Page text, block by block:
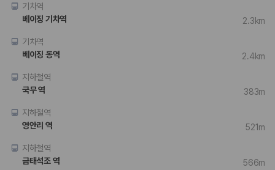
기차역
베이징 기차역
2.3km
기차역
베이징 동역
2.4km
지하철역
국무 역
383m
지하철역
영안리 역
521m
지하철역
금태석조 역
566m